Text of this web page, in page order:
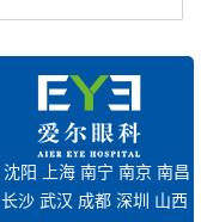
沈阳 上海 南宁 南京 南昌
长沙 武汉 成都 深圳 山西